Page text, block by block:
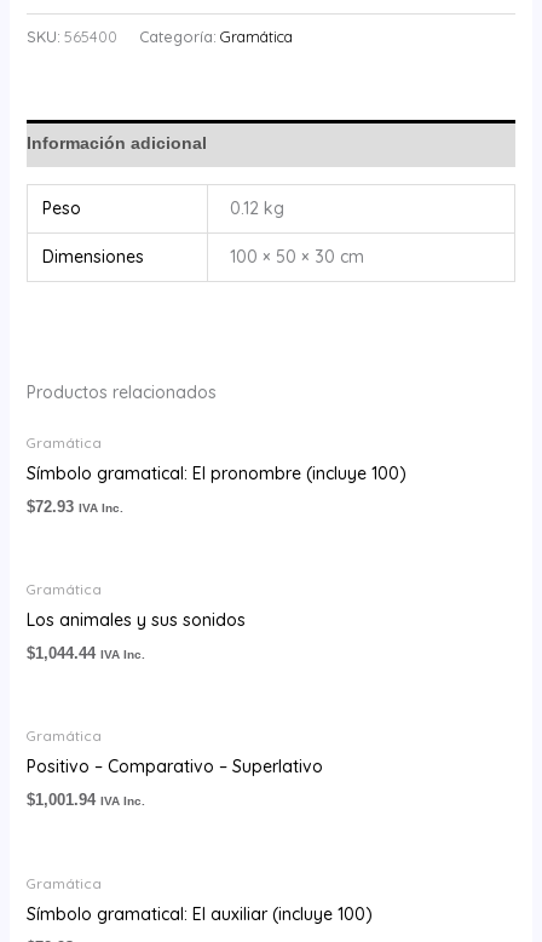
SKU: 565400 Categoría: Gramática
Información adicional
Peso 0.12 kg
Dimensiones 100 × 50 × 30 cm
Productos relacionados
Gramática
Símbolo gramatical: El pronombre (incluye 100)
$72.93 IVA Inc.
Gramática
Los animales y sus sonidos
$1,044.44 IVA Inc.
Gramática
Positivo – Comparativo – Superlativo
$1,001.94 IVA Inc.
Gramática
Símbolo gramatical: El auxiliar (incluye 100)